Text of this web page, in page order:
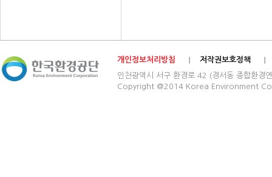
개인정보처리방침
저작권보호정책
인천광역시 서구 환경로 42 (경서동 종합
Copyright @2014 Korea Environment